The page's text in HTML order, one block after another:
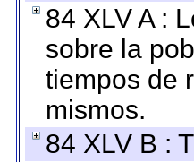
84 XLV A :
sobre la
tiempos de
mismos.
84 XLV B :